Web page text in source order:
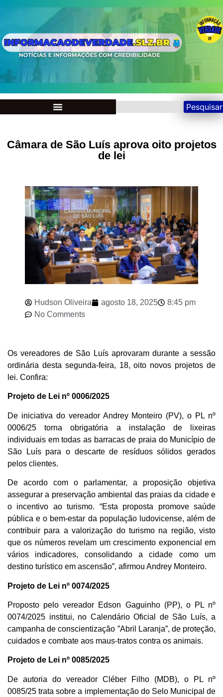
Pesquisar
Câmara de São Luís aprova oito projetos
de lei
Hudson Oliveira agosto 18, 2025
8:45 pm
No Comments
Os vereadores de São Luís aprovaram durante a sessão
ordinária desta segunda-feira, 18, oito novos projetos de
lei. Confira:
Projeto de Lei nº 0006/2025
De iniciativa do vereador Andrey Monteiro (PV), o PL nº
0006/25 torna obrigatória a instalação de lixeiras
individuais em todas as barracas de praia do Município de
São Luís para o descarte de resíduos sólidos gerados
pelos clientes.
De acordo com o parlamentar, a proposição objetiva
assegurar a preservação ambiental das praias da cidade e
o incentivo ao turismo. “Esta proposta promove saúde
pública e o bem-estar da população ludovicense, além de
contribuir para a valorização do turismo na região, visto
que os números revelam um crescimento exponencial em
vários indicadores, consolidando a cidade como um
destino turístico em ascensão”, afirmou Andrey Monteiro.
Projeto de Lei nº 0074/2025
Proposto pelo vereador Edson Gaguinho (PP), o PL nº
0074/2025 institui, no Calendário Oficial de São Luís, a
campanha de conscientização ”Abril Laranja”, de proteção,
cuidados e combate aos maus-tratos contra os animais.
Projeto de Lei nº 0085/2025
De autoria do vereador Cléber Filho (MDB), o PL nº
0085/25 trata sobre a implementação do Selo Municipal de